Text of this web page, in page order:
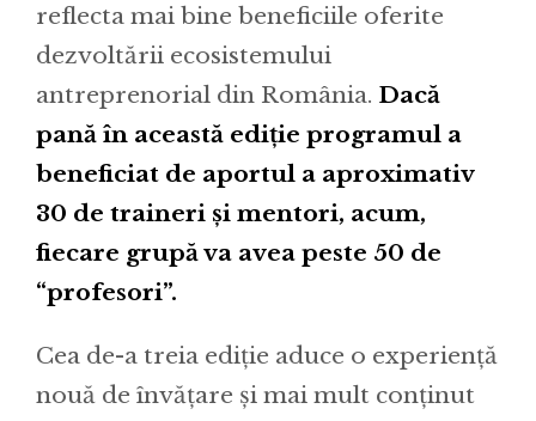
reflecta mai bine beneficiile oferite
dezvoltării ecosistemului
antreprenorial din România. Dacă
pană în această ediție programul a
beneficiat de aportul a aproximativ
30 de traineri și mentori, acum,
fiecare grupă va avea peste 50 de
“profesori”.
Cea de-a treia ediție aduce o experiență
nouă de învățare și mai mult conținut